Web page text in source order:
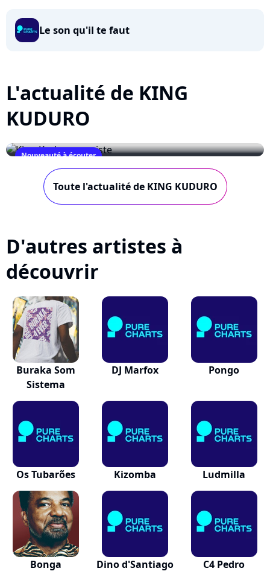
Le son qu'il te faut
L'actualité de KING
KUDURO
Nouveauté à écouter
King Kuduro persiste
March 15, 2010Toute l'actualité de KING KUDURO
D'autres artistes à
découvrir
Buraka Som
Sistema
DJ Marfox Pongo
Os Tubarões Kizomba Ludmilla
Bonga Dino d'Santiago C4 Pedro